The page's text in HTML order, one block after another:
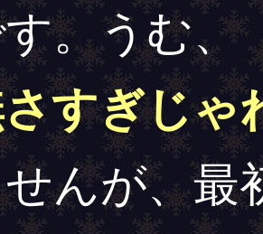
。うむ、
すぎじゃ
んが、最